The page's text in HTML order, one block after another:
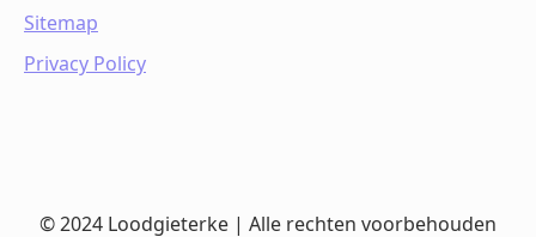
Sitemap
Privacy Policy
© 2024 Loodgieterke | Alle rechten voorbehouden